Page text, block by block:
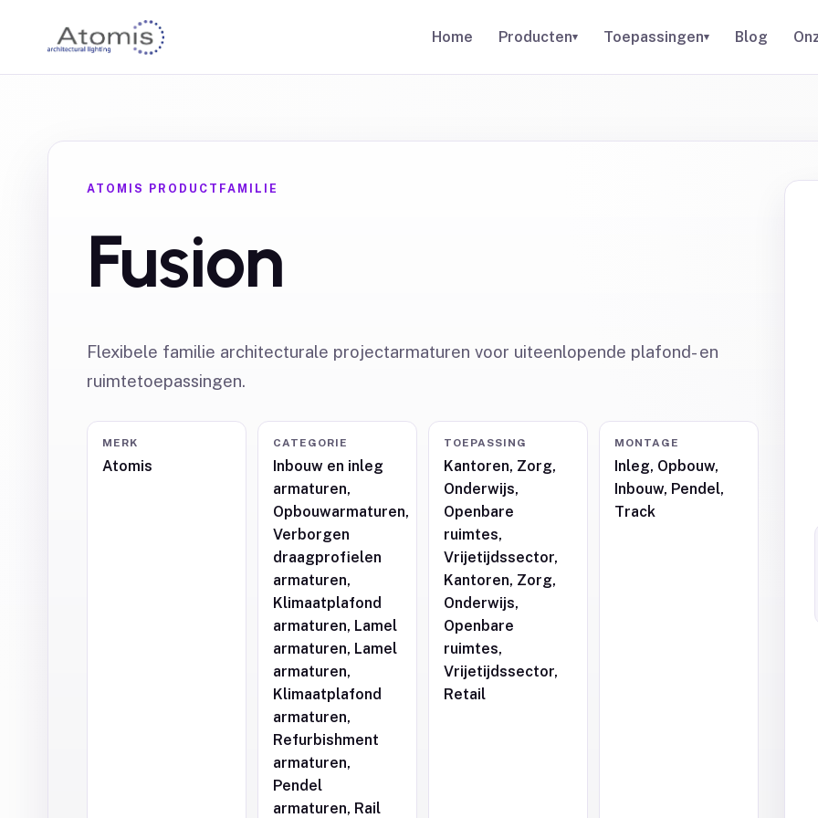
Home Producten▾ Toepassingen▾ Blog
ATOMIS PRODUCTFAMILIE
Fusion
Flexibele familie architecturale projectarmaturen voor uiteenlopende plafond- en
ruimtetoepassingen.
MERK
Atomis
CATEGORIE
Inbouw en inleg
armaturen,
Opbouwarmaturen,
Verborgen
draagprofielen
armaturen,
Klimaatplafond
armaturen, Lamel
armaturen, Lamel
armaturen,
Klimaatplafond
armaturen,
Refurbishment
armaturen,
Pendel
armaturen, Rail
TOEPASSING
Kantoren, Zorg,
Onderwijs,
Openbare
ruimtes,
Vrijetijdssector,
Kantoren, Zorg,
Onderwijs,
Openbare
ruimtes,
Vrijetijdssector,
Retail
MONTAGE
Inleg, Opbouw,
Inbouw, Pendel,
Track